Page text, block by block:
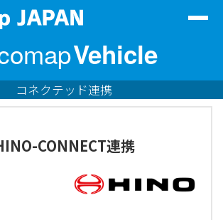
Vehicle
コネクテッド連携
CONNECT連携